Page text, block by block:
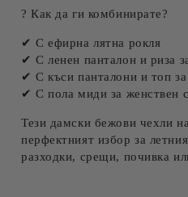
? Как да ги комбинирате?
✔ С ефирна лятна рокля
✔ С ленен панталон и риза
✔ С къси панталони и топ
✔ С пола миди за женствен
Тези дамски бежови чехли
перфектният избор за
разходки, срещи, почивка